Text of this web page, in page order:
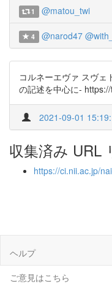
1 @matou_twi
4 @narod47
コルネーエヴァ スヴェ
の記述を中心に-
2021-09-01
収集済み URL
https://ci.nii.ac.jp/
ヘルプ
ご意見はこちら